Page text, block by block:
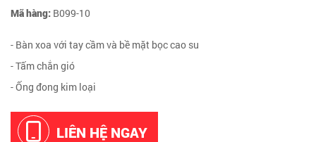
Mã hàng: B099-10
- Bàn xoa với tay cầm và bề mặt bọc cao su
- Tấm chắn gió
- Ống đong kim loại
LIÊN HỆ NGAY